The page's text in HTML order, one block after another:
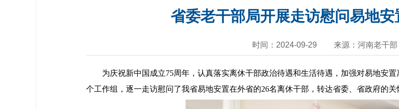
省委老干部局开展走访慰问易地
时间：2024-09-29 来源：河南老干部
为庆祝新中国成立75周年，认真落实离休干部政治待遇和生活待遇，加强对易地安置
个工作组，逐一走访慰问了我省易地安置在外省的26名离休干部，转达省委、省政府的关